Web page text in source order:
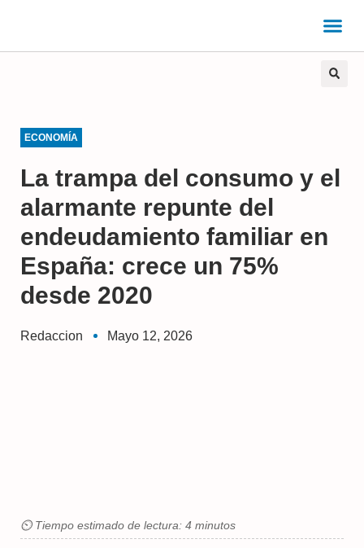
ECONOMÍA
La trampa del consumo y el
alarmante repunte del
endeudamiento familiar en
España: crece un 75%
desde 2020
Redaccion Mayo 12, 2026
⏲ Tiempo estimado de lectura: 4 minutos